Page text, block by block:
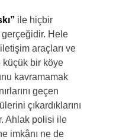
ile hiçbir
Hele
araçları ve
küçük bir köye
kavramamak
geçen
çıkardıklarını
Ahlak polisi ile
imkânı ne de